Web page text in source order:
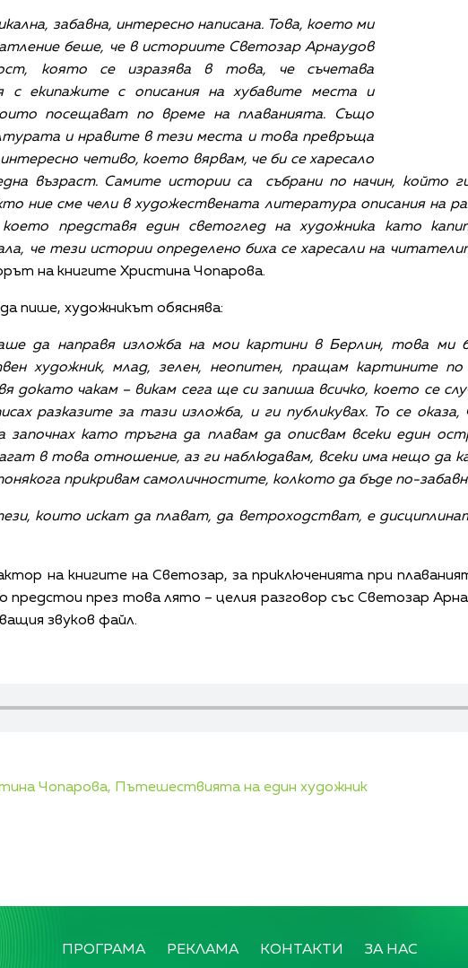
забавна, интересно написана. Това, което ми
беше, че в историите Светозар Арнаудов
която се изразява в това, че съчетава
с екипажите с описания на хубавите места и
посещават по време на плаванията. Също
и нравите в тези места и това превръща
четиво, което вярвам, че би се харесало
възраст. Самите истории са събрани по начин, който
ние сме чели в художествената литература описания на
представя един светоглед на художника като
че тези истории определено биха се харесали на
на книгите Христина Чопарова.
пише, художникът обяснява:
да направя изложба на мои картини в Берлин, това ми
художник, млад, зелен, неопитен, пращам картините
докато чакам – викам сега ще си запиша всичко, което се
разказите за тази изложба, и ги публикувах. То се
като тръгна да плавам да описвам всеки един
в това отношение, аз ги наблюдавам, всеки има нещо да
прикривам самоличностите, колкото да бъде по-
които искат да плават, да ветроходстват, е
на книгите на Светозар, за приключенията при
предстои през това лято – целия разговор със Светозар
звуков файл.
Чопарова, Пътешествията на един художник
ПРОГРАМА РЕКЛАМА КОНТАКТИ ЗА НАС